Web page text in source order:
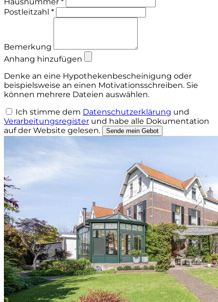
Postleitzahl *
Bemerkung
Anhang hinzufügen
Denke an eine Hypothekenbescheinigung oder
beispielsweise an einen Motivationsschreiben. Sie
können mehrere Dateien auswählen.
Ich stimme dem Datenschutzerklärung und
Verarbeitungsregister und habe alle Dokumentation
auf der Website gelesen.
Sende mein Gebot